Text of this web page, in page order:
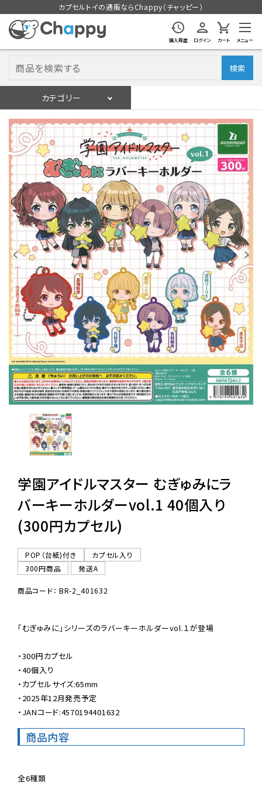
カプセルトイの通販ならChappy（チャッピー）
購入履歴 ログイン カート メニュー
検索
カテゴリー
ログイン 会員登録
入荷スケジュールをチェック
カプセルトイマシン本体
カプセルトイ
販促用空カプセル
レンタル
景品・玩具・文具
販促用カプセルトイ
よくあるご質問
06-6282-7659
学園アイドルマスター むぎゅみにラ
バーキーホルダーvol.1 40個入り
(300円カプセル)
POP（台紙)付き
カプセル入り
300円商品
発送A
商品コード： BR-2_401632
「むぎゅみに」シリーズのラバーキーホルダーvol.１が登場
・300円カプセル
・40個入り
・カプセルサイズ:65mm
・2025年12月発売予定
・JANコード:4570194401632
商品内容
全6種類